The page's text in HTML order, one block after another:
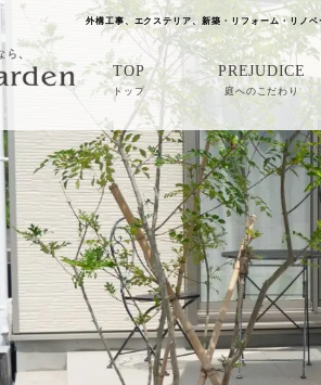
外構工事、エクステリア、新築・リフォーム・リノ
TOP
トップ
PREJUDICE
庭へのこだわり